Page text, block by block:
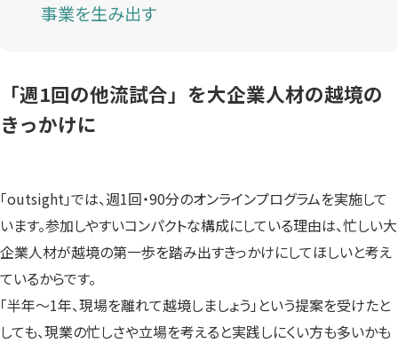
事業を生み出す
「週1回の他流試合」を大企業人材の越境の
きっかけに
「outsight」では、週1回・90分のオンラインプログラムを実施して
います。参加しやすいコンパクトな構成にしている理由は、忙しい大
企業人材が越境の第一歩を踏み出すきっかけにしてほしいと考え
ているからです。
「半年～1年、現場を離れて越境しましょう」という提案を受けたと
しても、現業の忙しさや立場を考えると実践しにくい方も多いかも